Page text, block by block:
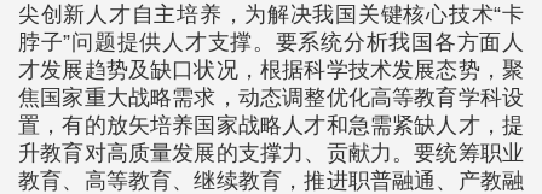
尖创新人才自主培养，为解决我国关键核心技术“卡
脖子”问题提供人才支撑。要系统分析我国各方面人
才发展趋势及缺口状况，根据科学技术发展态势，聚
焦国家重大战略需求，动态调整优化高等教育学科设
置，有的放矢培养国家战略人才和急需紧缺人才，提
升教育对高质量发展的支撑力、贡献力。要统筹职业
教育、高等教育、继续教育，推进职普融通、产教融